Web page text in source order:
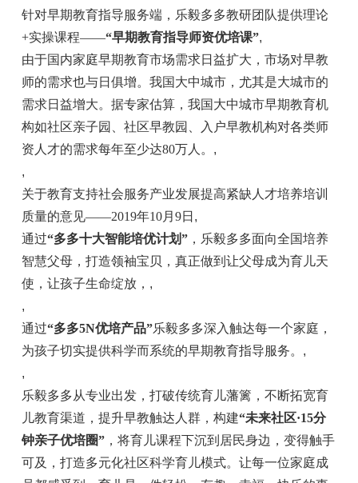
针对早期教育指导服务端，乐毅多多教研团队提供理论
+实操课程——“早期教育指导师资优培课”,
由于国内家庭早期教育市场需求日益扩大，市场对早教
师的需求也与日俱增。我国大中城市，尤其是大城市的
需求日益增大。据专家估算，我国大中城市早期教育机
构如社区亲子园、社区早教园、入户早教机构对各类师
资人才的需求每年至少达80万人。 ,
,
关于教育支持社会服务产业发展提高紧缺人才培养培训
质量的意见——2019年10月9日 ,
通过“多多十大智能培优计划”，乐毅多多面向全国培养
智慧父母，打造领袖宝贝，真正做到让父母成为育儿天
使，让孩子生命绽放， ,
,
通过“多多5N优培产品”乐毅多多深入触达每一个家庭，
为孩子切实提供科学而系统的早期教育指导服务。 ,
,
乐毅多多从专业出发，打破传统育儿藩篱，不断拓宽育
儿教育渠道，提升早教触达人群，构建“未来社区·15分
钟亲子优培圈”，将育儿课程下沉到居民身边，变得触手
可及，打造多元化社区科学育儿模式。让每一位家庭成